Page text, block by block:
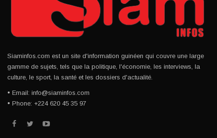
Siaminfos.com est un site d'information guinéen qui couvre une large
gamme de sujets, tels que la politique, l'économie, les interviews, la
culture, le sport, la santé et les dossiers d'actualité.
• Email: info@siaminfos.com
• Phone: +224 620 45 35 97